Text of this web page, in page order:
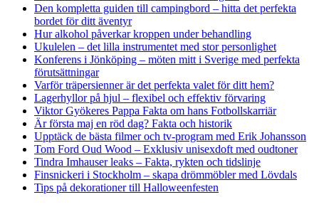
Den kompletta guiden till campingbord – hitta det perfekta
bordet för ditt äventyr
Hur alkohol påverkar kroppen under behandling
Ukulelen – det lilla instrumentet med stor personlighet
Konferens i Jönköping – möten mitt i Sverige med perfekta
förutsättningar
Varför träpersienner är det perfekta valet för ditt hem?
Lagerhyllor på hjul – flexibel och effektiv förvaring
Viktor Gyökeres Pappa Fakta om hans Fotbollskarriär
Är första maj en röd dag? Fakta och historik
Upptäck de bästa filmer och tv-program med Erik Johansson
Tom Ford Oud Wood – Exklusiv unisexdoft med oudtoner
Tindra Imhauser leaks – Fakta, rykten och tidslinje
Finsnickeri i Stockholm – skapa drömmöbler med Lövdals
Tips på dekorationer till Halloweenfesten